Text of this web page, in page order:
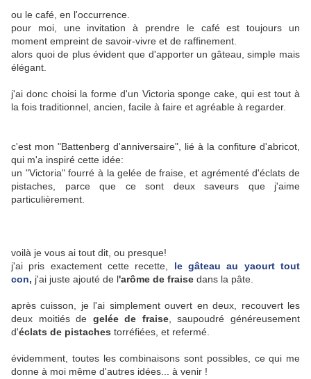
ou le café, en l'occurrence.
pour moi, une invitation à prendre le café est toujours un
moment empreint de savoir-vivre et de raffinement.
alors quoi de plus évident que d'apporter un gâteau, simple mais
élégant.
j'ai donc choisi la forme d'un Victoria sponge cake, qui est tout à
la fois traditionnel, ancien, facile à faire et agréable à regarder.
c'est mon "Battenberg d'anniversaire", lié à la confiture d'abricot,
qui m'a inspiré cette idée:
un "Victoria" fourré à la gelée de fraise, et agrémenté d'éclats de
pistaches, parce que ce sont deux saveurs que j'aime
particulièrement.
voilà je vous ai tout dit, ou presque!
j'ai pris exactement cette recette, le gâteau au yaourt tout
con, j'ai juste ajouté de l'arôme de fraise dans la pâte.
après cuisson, je l'ai simplement ouvert en deux, recouvert les
deux moitiés de gelée de fraise, saupoudré généreusement
d'éclats de pistaches torréfiées, et refermé.
évidemment, toutes les combinaisons sont possibles, ce qui me
donne à moi même d'autres idées... à venir !